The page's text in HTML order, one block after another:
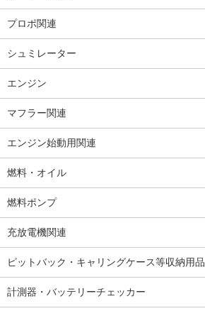
プロポ関連
シュミレーター
エンジン
マフラー関連
エンジン始動用関連
燃料・オイル
燃料ポンプ
充放電機関連
ピットバック・キャリングケース等収納用品
計測器・バッテリーチェッカー